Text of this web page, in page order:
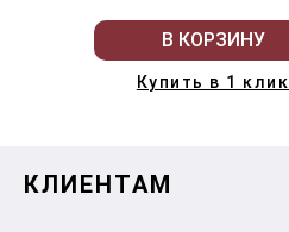
В КОРЗИНУ
Купить в 1 клик
КЛИЕНТАМ